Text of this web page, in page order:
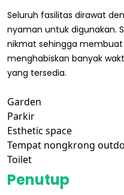
Seluruh fasilitas dirawat
nyaman untuk digunakan.
nikmat sehingga
menghabiskan banyak
yang tersedia.
Garden
Parkir
Esthetic space
Tempat nongkrong
Toilet
Penutup